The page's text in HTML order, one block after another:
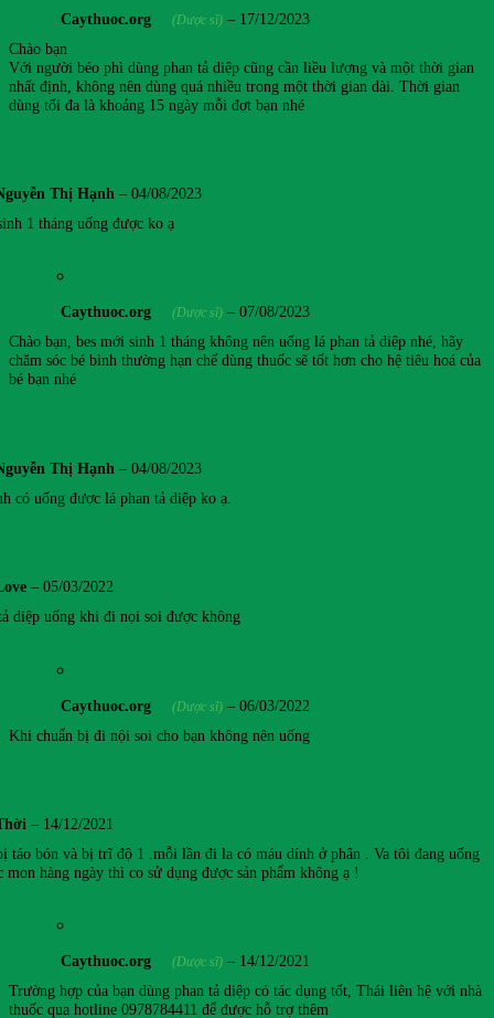
Caythuoc.org (Dược sĩ) – 17/12/2023
Chào bạn
Với người béo phì dùng phan tả diệp cũng cần liều lượng và một thời gian
nhất định, không nên dùng quá nhiều trong một thời gian dài. Thời gian
dùng tối đa là khoảng 15 ngày mỗi đợt bạn nhé
Thị Hạnh – 04/08/2023
1 tháng uống được ko ạ
Caythuoc.org (Dược sĩ) – 07/08/2023
Chào bạn, bes mới sinh 1 tháng không nên uống lá phan tả diệp nhé, hãy
chăm sóc bé bình thường hạn chế dùng thuốc sẽ tốt hơn cho hệ tiêu hoá của
bé bạn nhé
Thị Hạnh – 04/08/2023
có uống được lá phan tả diệp ko ạ.
– 05/03/2022
diệp uống khi đi nọi soi được không
Caythuoc.org (Dược sĩ) – 06/03/2022
Khi chuẩn bị đi nội soi cho bạn không nên uống
– 14/12/2021
táo bón và bị trĩ độ 1 .mỗi lần đi la có máu dính ở phân . Va tôi đang uống
mon hàng ngày thì co sử dụng được sản phẩm không ạ !
Caythuoc.org (Dược sĩ) – 14/12/2021
Trường hợp của bạn dùng phan tả diệp có tác dụng tốt, Thái liên hệ với nhà
thuốc qua hotline 0978784411 để được hỗ trợ thêm